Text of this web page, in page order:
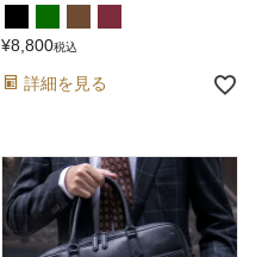
¥8,800税込
詳細を見る